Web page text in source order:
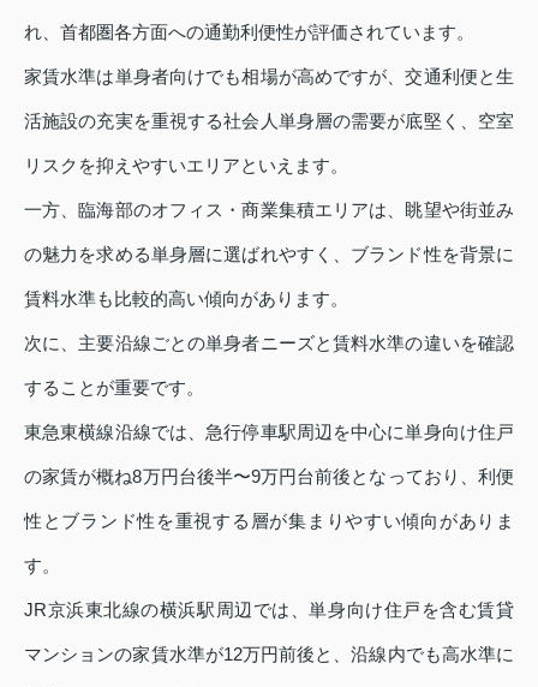
れ、首都圏各方面への通勤利便性が評価されています。
家賃水準は単身者向けでも相場が高めですが、交通利便と生
活施設の充実を重視する社会人単身層の需要が底堅く、空室
リスクを抑えやすいエリアといえます。
一方、臨海部のオフィス・商業集積エリアは、眺望や街並み
の魅力を求める単身層に選ばれやすく、ブランド性を背景に
賃料水準も比較的高い傾向があります。
次に、主要沿線ごとの単身者ニーズと賃料水準の違いを確認
することが重要です。
東急東横線沿線では、急行停車駅周辺を中心に単身向け住戸
の家賃が概ね8万円台後半〜9万円台前後となっており、利便
性とブランド性を重視する層が集まりやすい傾向がありま
す。
JR京浜東北線の横浜駅周辺では、単身向け住戸を含む賃貸
マンションの家賃水準が12万円前後と、沿線内でも高水準に